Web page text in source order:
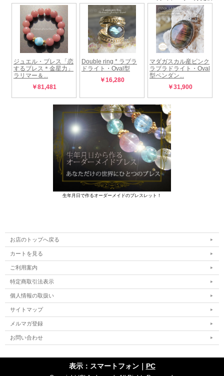
但しサイズアップの場合、追加料金がかかります。
詳しくはお問い合わせください。
使用しているビーズ
レインボームーンストーン：15mm
ピンクマイカ（レピドライト）：14 mm
シリコンゴム仕上げ
ゴールドフィルド・パーツ使用
生年月日で作るオーダーメイドのブレスレット！
お店のトップへ戻る
カートを見る
ご利用案内
特定商取引法表示
個人情報の取扱い
サイトマップ
メルマガ登録
お問い合わせ
表示：スマートフォン｜ PC